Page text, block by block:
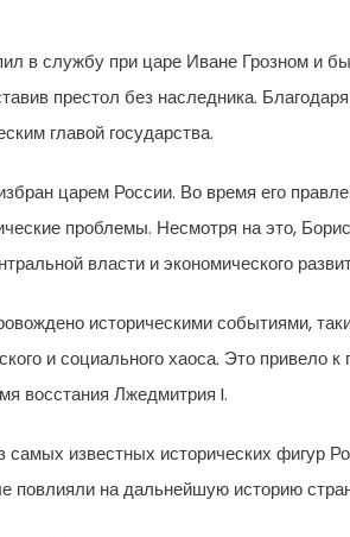
в службу при царе Иване Грозном и
престол без наследника.
главой государства.
царем России. Во время его
проблемы. Несмотря на это,
власти и экономического
историческими событиями,
и социального хаоса. Это привело
восстания Лжедмитрия I.
самых известных исторических фигур
повлияли на дальнейшую историю